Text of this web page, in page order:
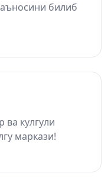
билиб
ва кулгули
маркази!